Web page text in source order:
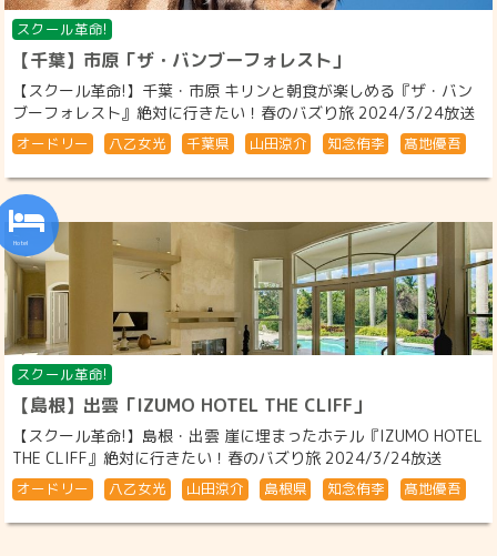
スクール革命!
【千葉】市原「ザ・バンブーフォレスト」
【スクール革命!】千葉・市原 キリンと朝食が楽しめる『ザ・バン
ブーフォレスト』絶対に行きたい！春のバズり旅 2024/3/24放送
オードリー 八乙女光 千葉県 山田涼介 知念侑李 髙地優吾
スクール革命!
【島根】出雲「IZUMO HOTEL THE CLIFF」
【スクール革命!】島根・出雲 崖に埋まったホテル『IZUMO HOTEL
THE CLIFF』絶対に行きたい！春のバズり旅 2024/3/24放送
オードリー 八乙女光 山田涼介 島根県 知念侑李 髙地優吾